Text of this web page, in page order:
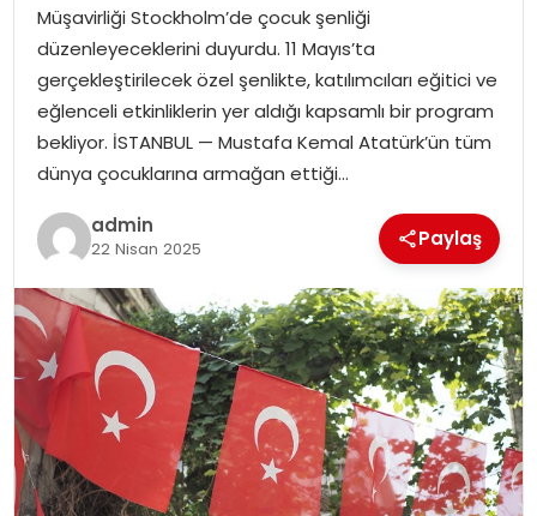
MAGAZIN
SAĞLIK
SOSYAL HABER
Müşavirliği Stockholm’de çocuk şenliği
düzenleyeceklerini duyurdu. 11 Mayıs’ta
gerçekleştirilecek özel şenlikte, katılımcıları eğitici ve
eğlenceli etkinliklerin yer aldığı kapsamlı bir program
bekliyor. İSTANBUL — Mustafa Kemal Atatürk’ün tüm
dünya çocuklarına armağan ettiği…
admin
22 Nisan 2025 Paylaş